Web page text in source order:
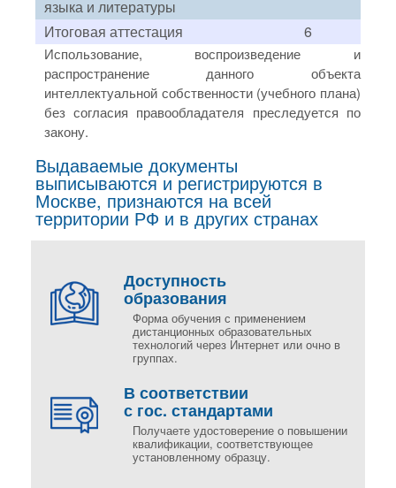
языка и литературы
Итоговая аттестация
6
Использование, воспроизведение и
распространение данного объекта
интеллектуальной собственности (учебного плана)
без согласия правообладателя преследуется по
закону.
Выдаваемые документы
выписываются и регистрируются в
Москве, признаются на всей
территории РФ и в других странах
Доступность
образования
Форма обучения с применением
дистанционных образовательных
технологий через Интернет или очно в
группах.
В соответствии
с гос. стандартами
Получаете удостоверение о повышении
квалификации, соответствующее
установленному образцу.